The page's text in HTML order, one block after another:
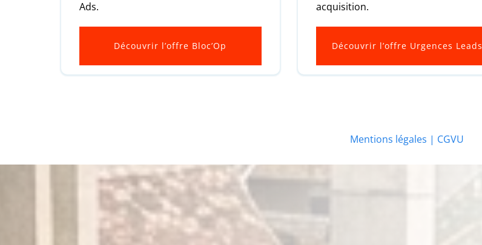
Ads.
Découvrir l’offre Bloc’Op
acquisition.
Découvrir l’offre Urgences Leads
Mentions légales | CGVU